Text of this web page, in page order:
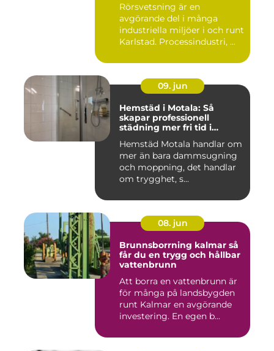
Rörsvetsning är en
avgörande del i många
industriella miljöer i och runt
Karlstad. Processindustri, ...
09. jun
Hemstäd i Motala: Så
skapar professionell
städning mer fri tid i
Hemstäd Motala handlar om
mer än bara dammsugning
och moppning, det handlar
om trygghet, s...
08. jun
Brunnsborrning kalmar så
får du en trygg och hållbar
vattenbrunn
Att borra en vattenbrunn är
för många på landsbygden
runt Kalmar en avgörande
investering. En egen b...